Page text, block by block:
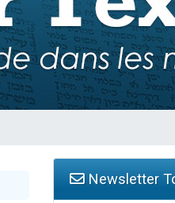
Newsletter